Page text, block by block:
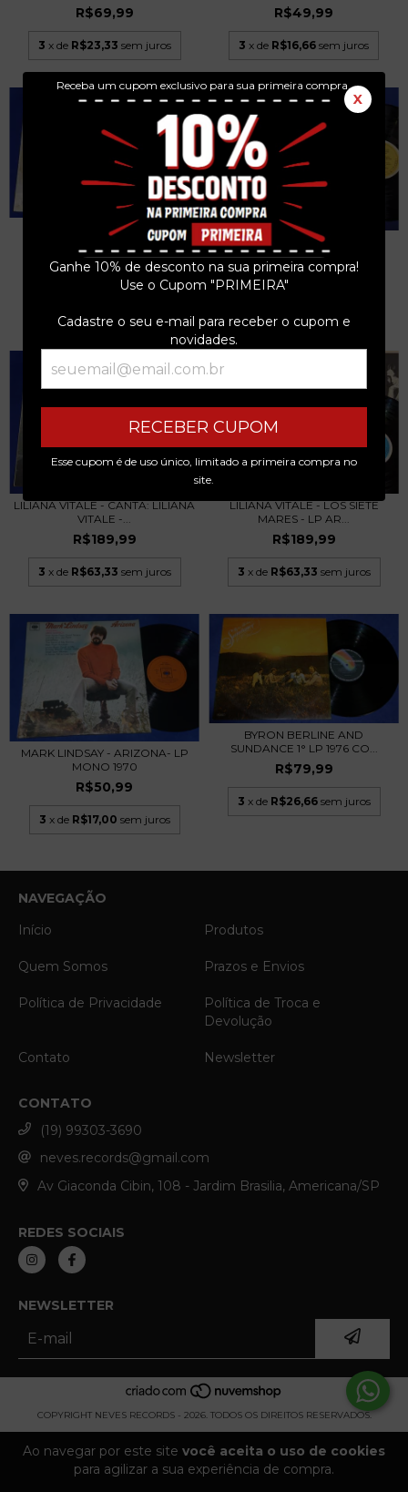
Receba um cupom exclusivo para sua primeira compra.
X
Ganhe 10% de desconto na sua primeira compra!
Use o Cupom "PRIMEIRA"
Cadastre o seu e-mail para receber o cupom e
novidades.
RECEBER CUPOM
Esse cupom é de uso único, limitado a primeira compra no
site.
Ao navegar por este site você aceita o uso de cookies
para agilizar a sua experiência de compra.
R$69,99
3 x de R$23,33 sem juros
R$49,99
3 x de R$16,66 sem juros
LILIANA VITALE VERÔNICA
CONDOMI - DANZAS...
R$189,99
LILIANA VITALE VERÓNICA
CONDOMÍ - CAMASU...
R$289,99
LILIANA VITALE - CANTA: LILIANA
VITALE -...
R$189,99
3 x de R$63,33 sem juros
LILIANA VITALE - LOS SIETE
MARES - LP AR...
R$189,99
3 x de R$63,33 sem juros
MARK LINDSAY - ARIZONA- LP
MONO 1970
R$50,99
3 x de R$17,00 sem juros
BYRON BERLINE AND
SUNDANCE 1° LP 1976 CO...
R$79,99
3 x de R$26,66 sem juros
NAVEGAÇÃO
Início
Produtos
Quem Somos Prazos e Envios
Política de Privacidade
Política de Troca e
Devolução
Contato Newsletter
CONTATO
(19) 99303-3690
neves.records@gmail.com
Av Giaconda Cibin, 108 - Jardim Brasilia, Americana/SP
REDES SOCIAIS
NEWSLETTER
COPYRIGHT NEVES RECORDS - 2026. TODOS OS DIREITOS RESERVADOS.